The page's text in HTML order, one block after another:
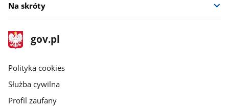
Na skróty
stopka
gov.pl
Strona
gov.pl
gov.pl
Polityka cookies
Służba cywilna
Profil zaufany